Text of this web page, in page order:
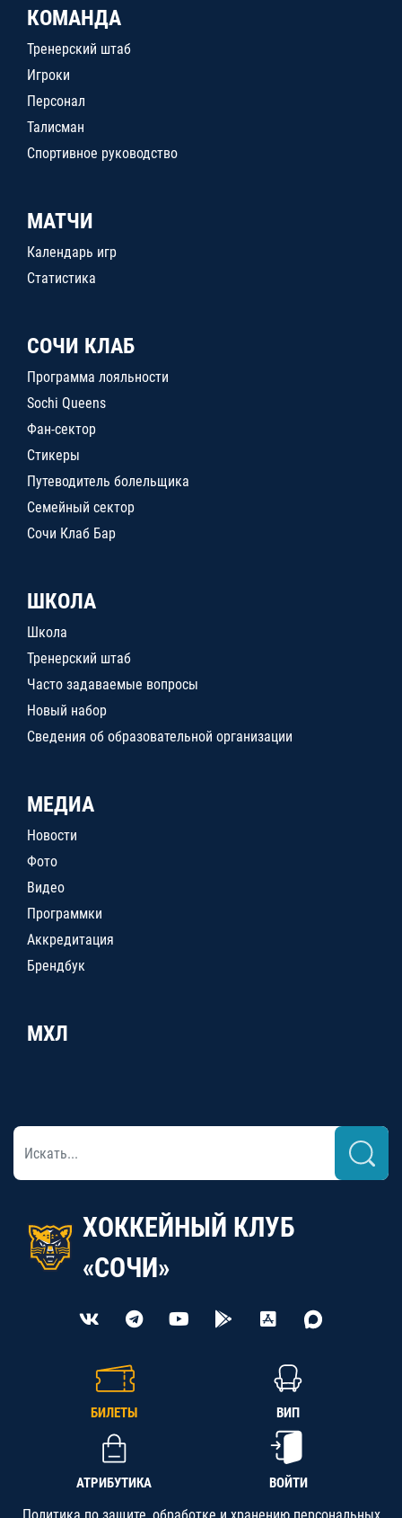
КОМАНДА
Тренерский штаб
Игроки
Персонал
Талисман
Спортивное руководство
МАТЧИ
Календарь игр
Статистика
СОЧИ КЛАБ
Программа лояльности
Sochi Queens
Фан-сектор
Стикеры
Путеводитель болельщика
Семейный сектор
Сочи Клаб Бар
ШКОЛА
Школа
Тренерский штаб
Часто задаваемые вопросы
Новый набор
Сведения об образовательной организации
МЕДИА
Новости
Фото
Видео
Программки
Аккредитация
Брендбук
МХЛ
ХОККЕЙНЫЙ КЛУБ
«СОЧИ»
БИЛЕТЫ ВИП
АТРИБУТИКА ВОЙТИ